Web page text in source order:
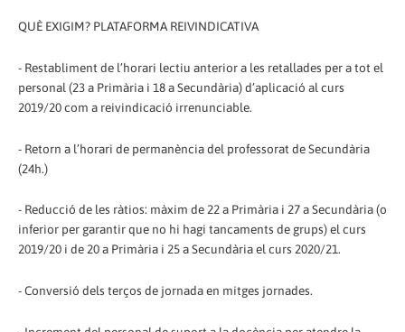
QUÈ EXIGIM? PLATAFORMA REIVINDICATIVA
- Restabliment de l’horari lectiu anterior a les retallades per a tot el
personal (23 a Primària i 18 a Secundària) d’aplicació al curs
2019/20 com a reivindicació irrenunciable.
- Retorn a l’horari de permanència del professorat de Secundària
(24h.)
- Reducció de les ràtios: màxim de 22 a Primària i 27 a Secundària (o
inferior per garantir que no hi hagi tancaments de grups) el curs
2019/20 i de 20 a Primària i 25 a Secundària el curs 2020/21.
- Conversió dels terços de jornada en mitges jornades.